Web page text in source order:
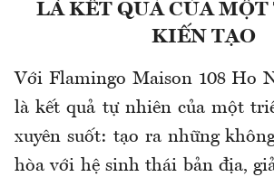
LÀ KẾT QUẢ CỦA
KIẾN TẠO
Với Flamingo Maison 108 Ho
là kết quả tự nhiên của một
xuyên suốt: tạo ra những
hòa với hệ sinh thái bản địa,